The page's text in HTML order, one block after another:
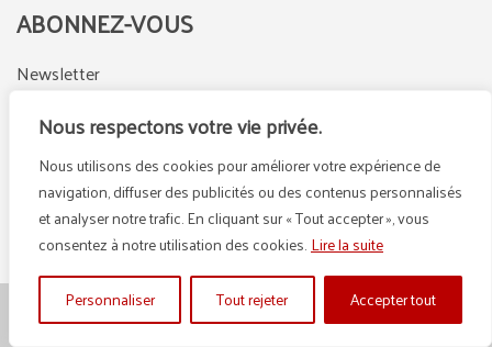
Nous respectons votre vie privée.
Nous utilisons des cookies pour améliorer votre expérience de
navigation, diffuser des publicités ou des contenus personnalisés
et analyser notre trafic. En cliquant sur « Tout accepter », vous
consentez à notre utilisation des cookies.Lire la suite
Personnaliser
Tout rejeter Accepter tout
ABONNEZ-VOUS
Newsletter
LinkedIn
Instagram
© {2025} DEFI GROUP